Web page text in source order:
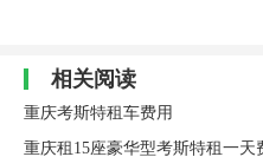
相关阅读
重庆考斯特租车费用
重庆租15座豪华型考斯特租一天